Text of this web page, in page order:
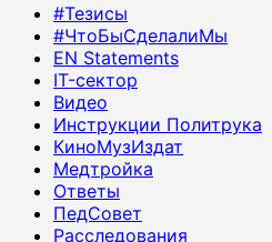
#Тезисы
#ЧтоБыСделалиМы
EN Statements
IT-сектор
Видео
Инструкции Политрука
КиноМузИздат
Медтройка
Ответы
ПедСовет
Расследования